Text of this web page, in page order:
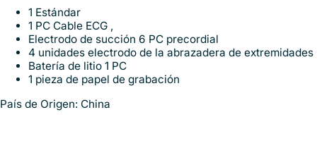
1 Estándar
1 PC Cable ECG ,
Electrodo de succión 6 PC precordial
4 unidades electrodo de la abrazadera de extremidades
Batería de litio 1 PC
1 pieza de papel de grabación
País de Origen: China